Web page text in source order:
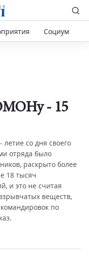
Социум
- 15
со дня своего
отряда было
раскрыто более
18 тысяч
и это не считая
веществ,
по